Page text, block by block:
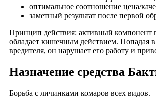
оптимальное соотношение цена/
заметный результат после первой
Принцип действия: активный компонент
обладает кишечным действием. Попадая
вредителя, он нарушает его работу и
Назначение средства
Борьба с личинками комаров всех видов.